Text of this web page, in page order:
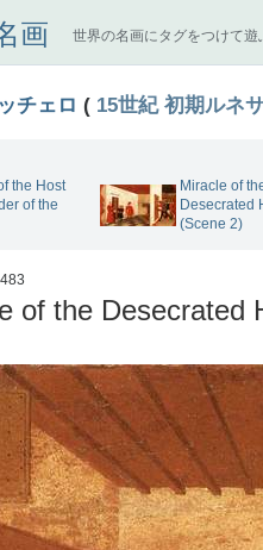
画 世界の名画にタグをつけて遊
チェロ ( 15世紀 初期ルネ
the Host
of the
Miracle of
Desecrated
(Scene 2)
of the Desecrated